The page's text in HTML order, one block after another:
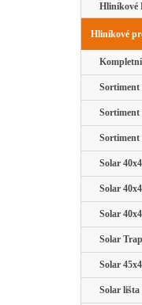
Hliníkové
Hliníkové
Sortiment
Sortiment
Sortiment
Solar
Solar
Solar
Solar
Solar
Solar